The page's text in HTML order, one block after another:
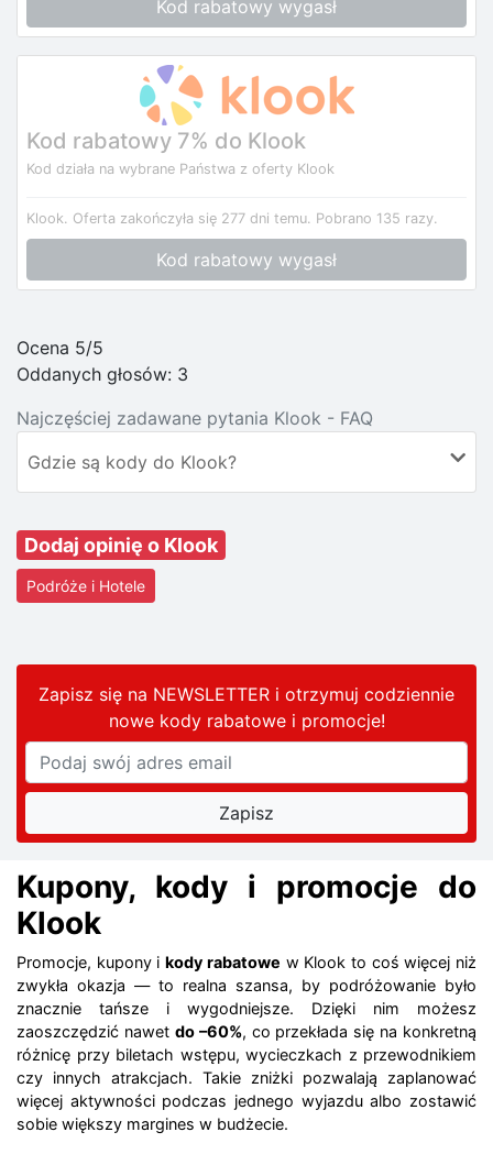
Kod rabatowy wygasł
Kod rabatowy 7% do Klook
Kod działa na wybrane Państwa z oferty Klook
Klook. Oferta zakończyła się 277 dni temu. Pobrano 135 razy.
Kod rabatowy wygasł
Ocena 5/5
Oddanych głosów: 3
Najczęściej zadawane pytania Klook - FAQ
Gdzie są kody do Klook?
Dodaj opinię o Klook
Podróże i Hotele
Zapisz się na NEWSLETTER i otrzymuj codziennie
nowe kody rabatowei promocje!
Kupony, kody i promocje do
Klook
Promocje, kupony ikody rabatowe w Klook to coś więcej niż
zwykła okazja — to realna szansa, by podróżowanie było
znacznie tańsze i wygodniejsze. Dzięki nim możesz
zaoszczędzić nawet do –60%, co przekłada się na konkretną
różnicę przy biletach wstępu, wycieczkach z przewodnikiem
czy innych atrakcjach. Takie zniżki pozwalają zaplanować
więcej aktywności podczas jednego wyjazdu albo zostawić
sobie większy margines w budżecie.